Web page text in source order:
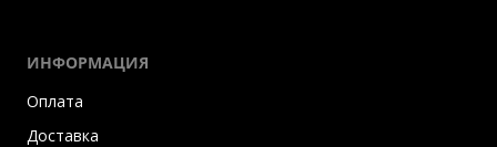
ИНФОРМАЦИЯ
Оплата
Доставка